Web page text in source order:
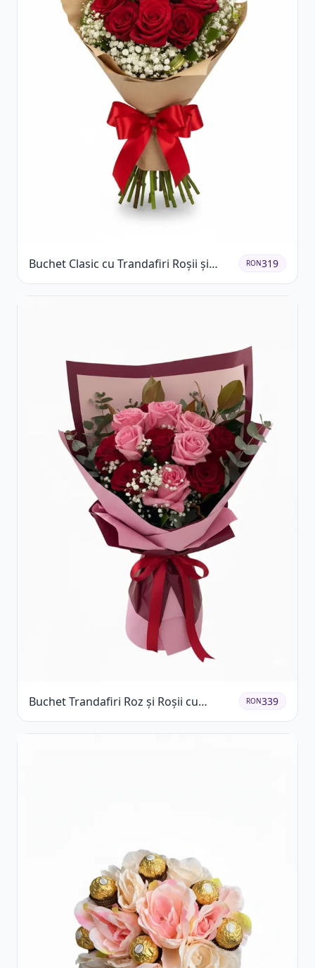
Buchet Clasic cu Trandafiri Roșii și
Gypsophila
RON319
Buchet Trandafiri Roz și Roșii cu
Eucalipt și Gypsophila
RON339